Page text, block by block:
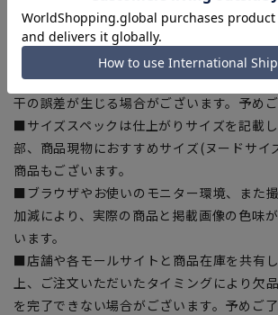
ある場合がございますので、予めご了承く
■ゆとり感には個人差があります。サイズ
入の目安としてご利用ください。
■生地や仕様・デザインにより、着用感や
干の誤差が生じる場合がございます。予めご
■サイズスペックは仕上がりサイズを記載
部、商品現物におすすめサイズ(ヌードサイ
商品もございます。
■ブラウザやお使いのモニター環境、また
加減により、実際の商品と掲載画像の色味
います。
■店舗や各モールサイトと商品在庫を共有
上、ご注文いただいたタイミングにより欠
を完了できない場合がございます。予めご了